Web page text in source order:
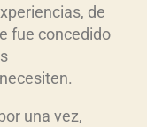
de
fue concedido
una vez,